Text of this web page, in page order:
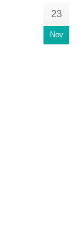
23
Nov